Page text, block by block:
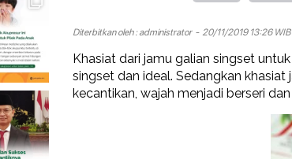
Diterbitkan oleh : administrator- 20/11/2019 13:26 WIB
Khasiat dari jamu galian singset
singset dan ideal. Sedangkan
kecantikan, wajah menjadi berseri